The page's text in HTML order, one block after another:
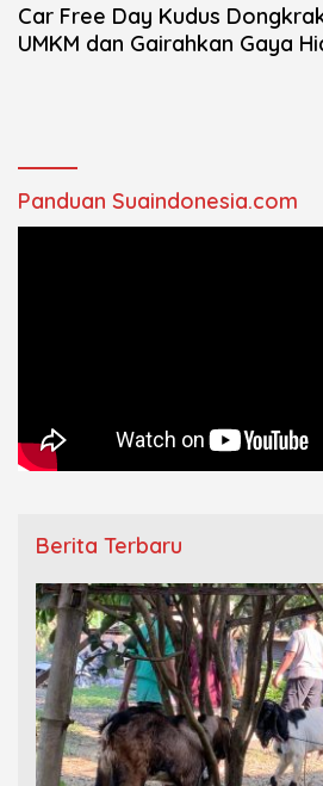
Car Free Day Kudus
UMKM dan Gairahkan Gaya
Panduan Suaindonesia.com
Berita Terbaru